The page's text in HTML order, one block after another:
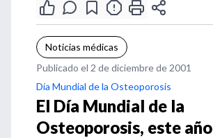
Noticias médicas
Publicado el 2 de diciembre de 2001
Día Mundial de la Osteoporosis
El Día Mundial de la
Osteoporosis, este año